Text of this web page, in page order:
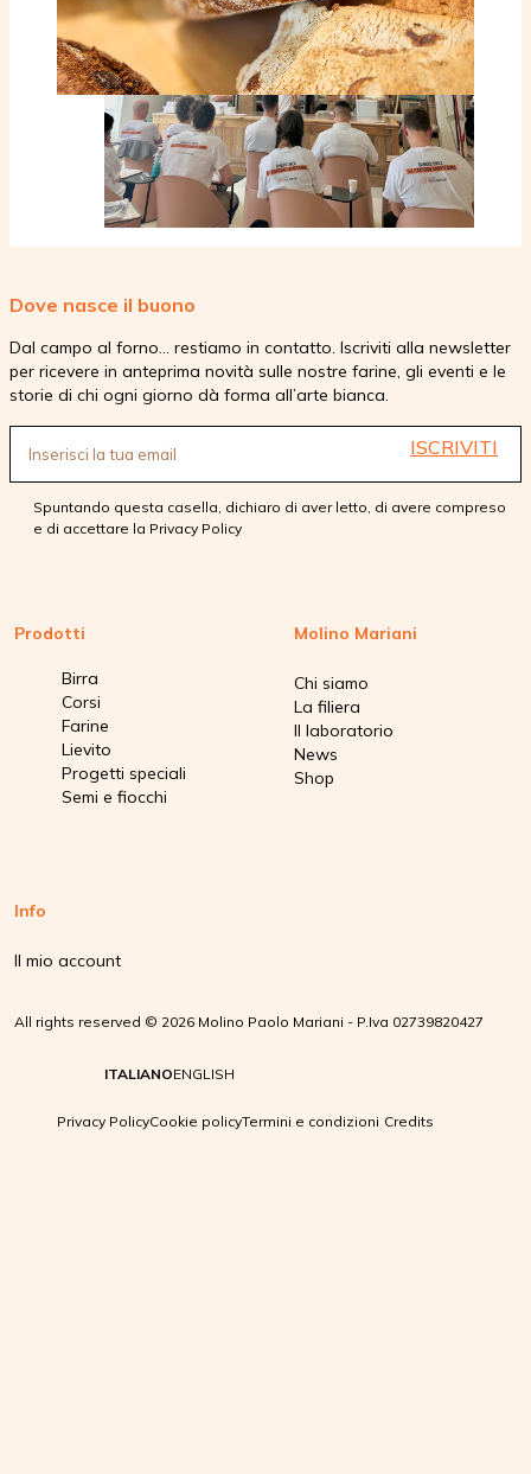
Prodotti
Birra
Corsi
Farine
Lievito
Progetti speciali
Semi e fiocchi
Molino Mariani
Chi siamo
La filiera
Il laboratorio
News
Shop
Info
Il mio account
Dove nasce il buono
Dal campo al forno… restiamo in contatto. Iscriviti alla newsletter
per ricevere in anteprima novità sulle nostre farine, gli eventi e le
storie di chi ogni giorno dà forma all’arte bianca.
ISCRIVITI
Spuntando questa casella, dichiaro di aver letto, di avere compreso
e di accettare la Privacy Policy
All rights reserved © 2026 Molino Paolo Mariani - P.Iva 02739820427
ITALIANOENGLISH
Privacy PolicyCookie policyTermini e condizioni Credits